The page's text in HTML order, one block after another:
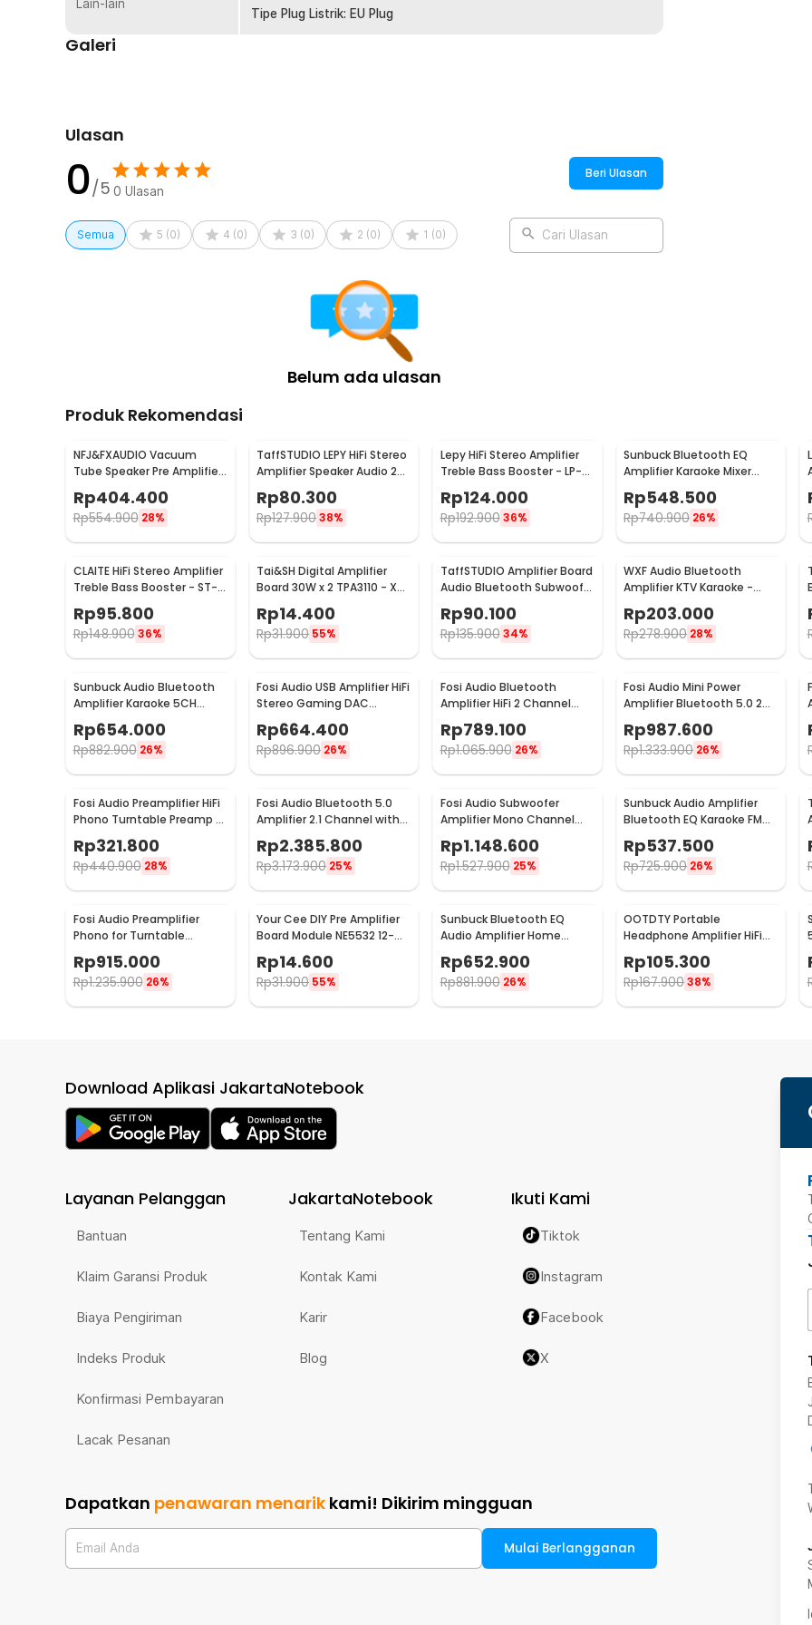
1 x Plug Konektor DC
Lain-lain
Tipe Plug Listrik: EU Plug
Galeri
Ulasan
0/5 0 Ulasan
Beri Ulasan
Semua 5 (0) 4 (0) 3 (0) 2 (0) 1 (0) Cari Ulasan
Belum ada ulasan
Produk Rekomendasi
NFJ&FXAUDIO Vacuum
Tube Speaker Pre Amplifier
TUBE-03
Rp404.400
Rp554.900 28%
TaffSTUDIO LEPY HiFi Stereo
Amplifier Speaker Audio 2
Channel 20W - HY-2001
Rp80.300
Rp127.90038%
Lepy HiFi Stereo Amplifier
Treble Bass Booster - LP-
Rp124.000
Rp192.900 36%
Sunbuck Bluetooth EQ
Amplifier Karaoke Mixer
Audio FM - AV-MP326BT
Rp548.500
Rp740.900 26%
CLAITE HiFi Stereo Amplifier
Treble Bass Booster - ST-
Rp95.800
Rp148.900 36%
Tai&SH Digital Amplifier
Board 30W x 2 TPA3110 - XH-
Rp14.400
Rp31.900 55%
TaffSTUDIO Amplifier Board
Audio Bluetooth Subwoofer
Rp90.100
Rp135.900 34%
WXF Audio Bluetooth
Amplifier KTV Karaoke -
Rp203.000
Rp278.900 28%
Sunbuck Audio Bluetooth
Amplifier Karaoke 5CH
600W - AV-608BT
Rp654.000
Rp882.900 26%
Fosi Audio USB Amplifier HiFi
Stereo Gaming DAC
Headphone - DAC-Q4
Rp664.400
Rp896.900 26%
Fosi Audio Bluetooth
Amplifier HiFi 2 Channel
50Wx2 TPA3116D2 - BT10A
Rp789.100
Rp1.065.900 26%
Fosi Audio Mini Power
Amplifier Bluetooth 5.0 2
Channel TPA3116D2 - BT20A
Rp987.600
Rp1.333.900 26%
Fosi Audio Preamplifier HiFi
Phono Turntable Preamp -
BOX X1
Rp321.800
Rp440.900 28%
Fosi Audio Bluetooth 5.0
Amplifier 2.1 Channel with
Remote - DA2120C
Rp2.385.800
Rp3.173.900 25%
Fosi Audio Subwoofer
Amplifier Mono Channel
200W TPA3255D2 - M03
Rp1.148.600
Rp1.527.900 25%
Sunbuck Audio Amplifier
Bluetooth EQ Karaoke FM
Radio 2000W - AS-336BU
Rp537.500
Rp725.900 26%
Fosi Audio Preamplifier
Phono for Turntable
Box X2
Rp915.000
Rp1.235.900 26%
Your Cee DIY Pre Amplifier
Board Module NE5532 12-
30V - XH-A902
Rp14.600
Rp31.900 55%
Sunbuck Bluetooth EQ
Audio Amplifier Home
Theater FM 2000W - TAV-
6188BT
Rp652.900
Rp881.900 26%
OOTDTY Portable
Headphone Amplifier HiFi
16-300 Ohm - D3CS
Rp105.300
Rp167.90038%
Download Aplikasi JakartaNotebook
Layanan Pelanggan
Bantuan
Klaim Garansi Produk
Biaya Pengiriman
Indeks Produk
Konfirmasi Pembayaran
Lacak Pesanan
JakartaNotebook
Tentang Kami
Kontak Kami
Karir
Blog
Ikuti Kami
Tiktok
Instagram
Facebook
X
Dapatkan penawaran menarik kami! Dikirim mingguan
Email Anda Mulai Berlangganan